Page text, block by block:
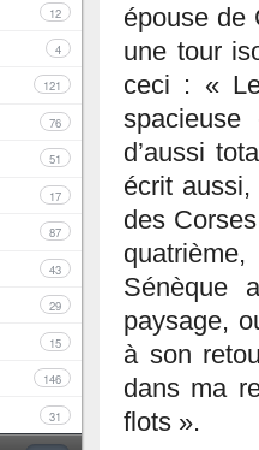
12
4
121
76
51
17
87
43
29
15
146
31
épouse de
une tour
ceci : «
d’aussi
écrit
des
Sénèque
paysage,
à son
dans ma
flots ».